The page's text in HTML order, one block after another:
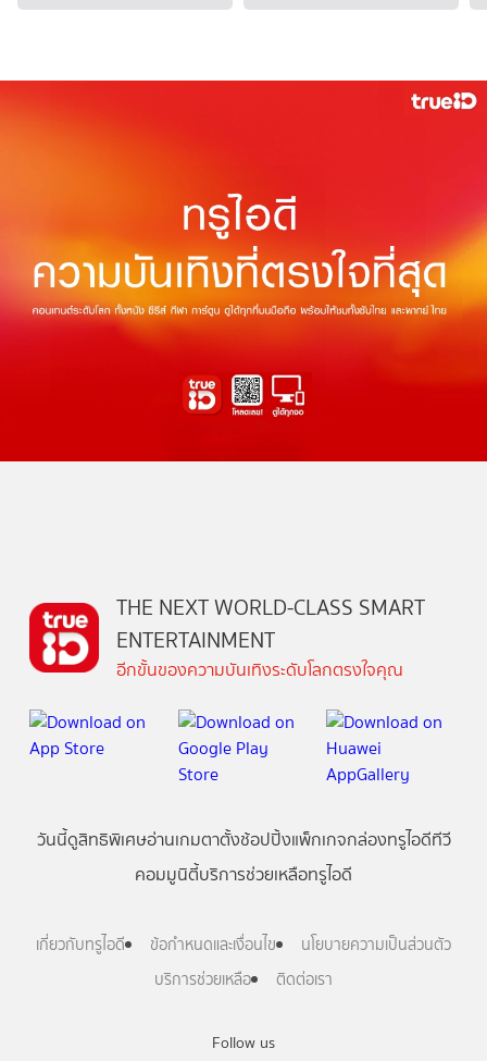
Follow us
THE NEXT WORLD-CLASS SMART
ENTERTAINMENT
อีกขั้นของความบันเทิงระดับโลกตรงใจคุณ
วันนี้ดูสิทธิพิเศษอ่านเกมตาตั้งช้อปปิ้งแพ็กเกจกล่องทรูไอดีทีวี
คอมมูนิตี้บริการช่วยเหลือทรูไอดี
เกี่ยวกับทรูไอดี ข้อกำหนดและเงื่อนไข
นโยบายความเป็นส่วนตัว
บริการช่วยเหลือ
ติดต่อเรา